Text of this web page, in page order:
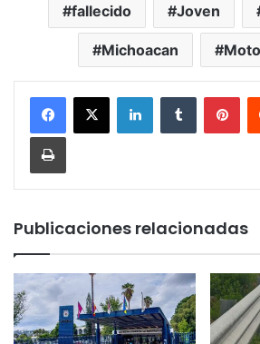
fallecido Joven
Michoacan
LinkedInTumblr
Imprimir
Publicaciones relacionadas